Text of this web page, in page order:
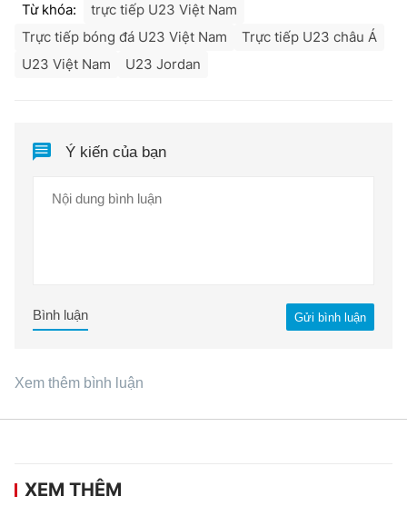
Từ khóa:
trực tiếp U23 Việt Nam
Trực tiếp bóng đá U23 Việt Nam
Trực tiếp U23 châu Á
U23 Việt Nam
U23 Jordan
Ý kiến của bạn
Gửi bình luận
Bình luận
Xem thêm bình luận
XEM THÊM